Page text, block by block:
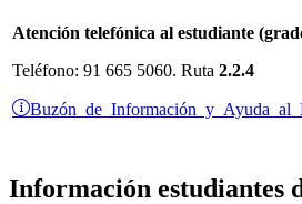
Atención telefónica al estudiante
Teléfono: 91 665 5060. Ruta 2.2.4
Buzón de Información y Ayuda al
Información estudiantes